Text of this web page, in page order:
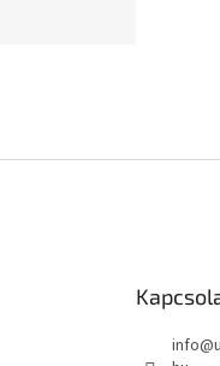
info@